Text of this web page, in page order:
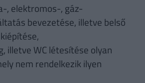
, elektromos-, gáz-
bevezetése, illetve belső
illetve WC létesítése olyan
nem rendelkezik ilyen